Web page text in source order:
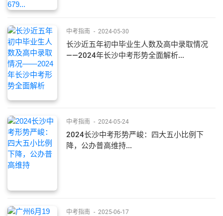
中考指南 - 2024-05-30
长沙近五年初中毕业生人数及高中录取情况
——2024年长沙中考形势全面解析...
中考指南 - 2024-05-24
2024长沙中考形势严峻：四大五小比例下
降，公办普高维持...
中考指南 - 2025-06-17